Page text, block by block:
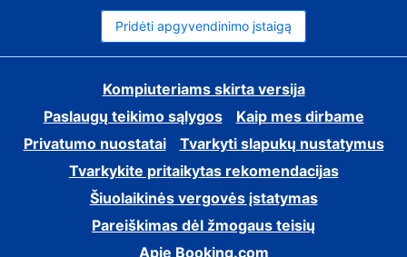
Pridėti apgyvendinimo įstaigą
Kompiuteriams skirta versija
Paslaugų teikimo sąlygos
Kaip mes dirbame
Privatumo nuostatai
Tvarkyti slapukų nustatymus
Tvarkykite pritaikytas rekomendacijas
Šiuolaikinės vergovės įstatymas
Pareiškimas dėl žmogaus teisių
Apie Booking.com